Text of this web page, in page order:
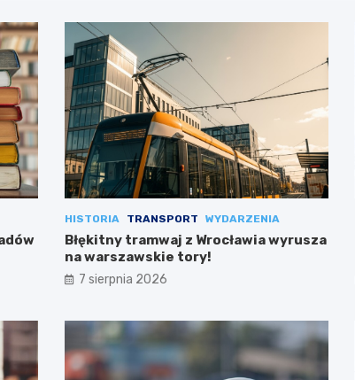
HISTORIA TRANSPORT WYDARZENIA
Błękitny tramwaj z Wrocławia wyrusza
na warszawskie tory!
7 sierpnia 2026